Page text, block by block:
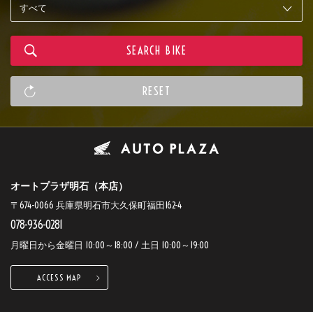
オートプラザ明石（本店）
〒674-0066 兵庫県明石市大久保町福田162-4
078-936-0281
月曜日から金曜日 10:00～18:00 / 土日 10:00～19:00
ACCESS MAP